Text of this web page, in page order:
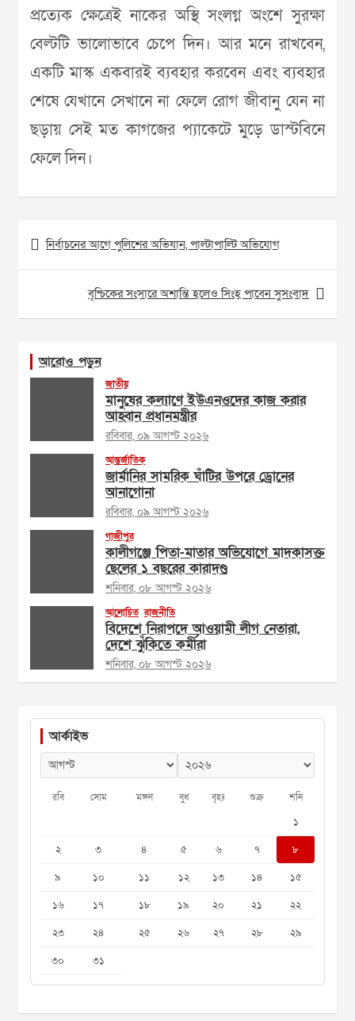
প্রত্যেক ক্ষেত্রেই নাকের অস্থি সংলগ্ন অংশে ‍সুরক্ষা
বেল্টটি ভালোভাবে চেপে দিন। আর মনে রাখবেন,
একটি মাস্ক একবারই ব্যবহার করবেন এবং ব্যবহার
শেষে যেখানে সেখানে না ফেলে রোগ জীবানু যেন না
ছড়ায় সেই মত কাগজের প্যাকেটে মুড়ে ডাস্টবিনে
ফেলে দিন।
Post
navigation
নির্বাচনের আগে পুলিশের অভিযান, পাল্টাপাল্টি অভিযোগ
বৃশ্চিকের সংসারে অশান্তি হলেও সিংহ পাবেন সুসংবাদ
আরোও পড়ুন
জাতীয়
মানুষের কল্যাণে ইউএনওদের কাজ করার
আহ্বান প্রধানমন্ত্রীর
রবিবার, ০৯ আগস্ট ২০২৬
আন্তর্জাতিক
জার্মানির সামরিক ঘাঁটির উপরে ড্রোনের
আনাগোনা
রবিবার, ০৯ আগস্ট ২০২৬
গাজীপুর
কালীগঞ্জে পিতা-মাতার অভিযোগে মাদকাসক্ত
ছেলের ১ বছরের কারাদণ্ড
শনিবার, ০৮ আগস্ট ২০২৬
আলোচিত রাজনীতি
বিদেশে নিরাপদে আওয়ামী লীগ নেতারা,
দেশে ঝুঁকিতে কর্মীরা
শনিবার, ০৮ আগস্ট ২০২৬
আর্কাইভ
রবি সোম মঙ্গল বুধ বৃহঃ শুক্র শনি
১
২
৩ ৪ ৫ ৬ ৭
৮
৯
১০ ১১ ১২ ১৩ ১৪
১৫
১৬
১৭ ১৮ ১৯ ২০ ২১
২২
২৩
২৪ ২৫ ২৬ ২৭ ২৮
২৯
৩০
৩১